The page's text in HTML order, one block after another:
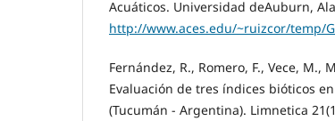
Acuáticos. Universidad deAuburn,
http://www.aces.edu/~ruizcor/temp/
Fernández, R., Romero, F., Vece, M.,
Evaluación de tres índices bióticos
(Tucumán - Argentina). Limnetica